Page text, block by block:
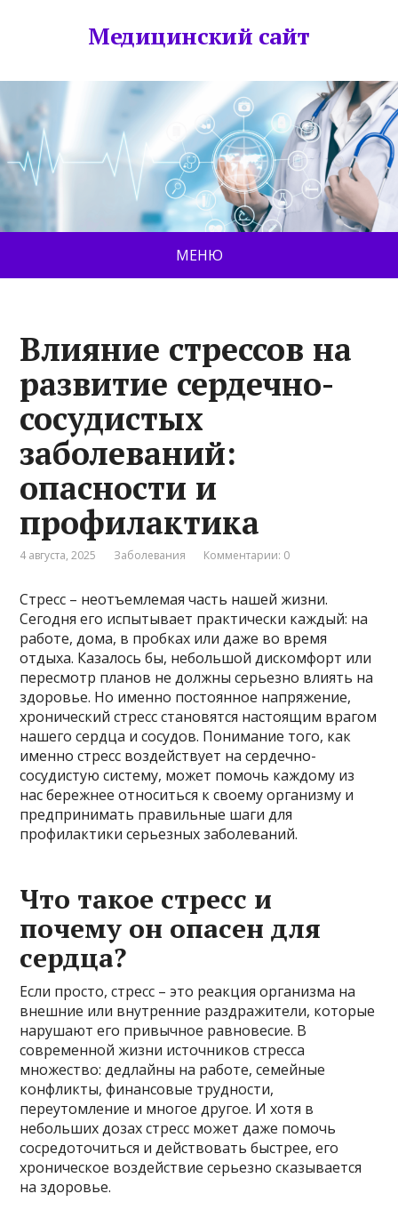
Медицинский сайт
МЕНЮ
Влияние стрессов на
развитие сердечно-
сосудистых
заболеваний:
опасности и
профилактика
4 августа, 2025 Заболевания Комментарии: 0
Стресс – неотъемлемая часть нашей жизни.
Сегодня его испытывает практически каждый: на
работе, дома, в пробках или даже во время
отдыха. Казалось бы, небольшой дискомфорт или
пересмотр планов не должны серьезно влиять на
здоровье. Но именно постоянное напряжение,
хронический стресс становятся настоящим врагом
нашего сердца и сосудов. Понимание того, как
именно стресс воздействует на сердечно-
сосудистую систему, может помочь каждому из
нас бережнее относиться к своему организму и
предпринимать правильные шаги для
профилактики серьезных заболеваний.
Что такое стресс и
почему он опасен для
сердца?
Если просто, стресс – это реакция организма на
внешние или внутренние раздражители, которые
нарушают его привычное равновесие. В
современной жизни источников стресса
множество: дедлайны на работе, семейные
конфликты, финансовые трудности,
переутомление и многое другое. И хотя в
небольших дозах стресс может даже помочь
сосредоточиться и действовать быстрее, его
хроническое воздействие серьезно сказывается
на здоровье.